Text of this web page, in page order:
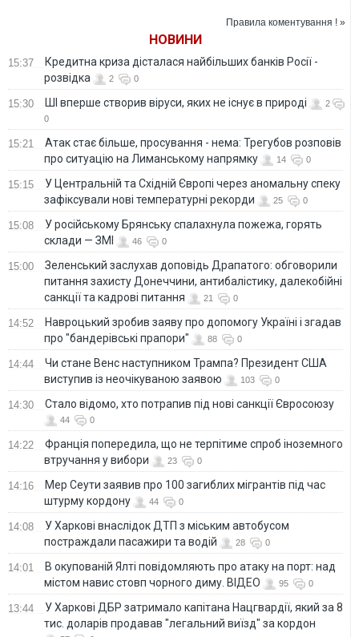
Правила коментування ! »
НОВИНИ
15:37
Кредитна криза дісталася найбільших банків Росії -
розвідка
2 0
15:30 ШІ вперше створив віруси, яких не існує в природі
2
0
15:21
Атак стає більше, просування - нема: Трегубов розповів
про ситуацію на Лиманському напрямку
14 0
15:15
У Центральній та Східній Європі через аномальну спеку
зафіксували нові температурні рекорди
25 0
15:08
У російському Брянську спалахнула пожежа, горять
склади — ЗМІ
46 0
15:00
Зеленський заслухав доповідь Драпатого: обговорили
питання захисту Донеччини, антибалістику, далекобійні
санкції та кадрові питання
21 0
14:52
Навроцький зробив заяву про допомогу Україні і згадав
про "бандерівські прапори"
88 0
14:44
Чи стане Венс наступником Трампа? Президент США
виступив із неочікуваною заявою
103 0
14:30 Стало відомо, хто потрапив під нові санкції Євросоюзу
44 0
14:22
Франція попередила, що не терпітиме спроб іноземного
втручання у вибори
23 0
14:16
Мер Сеути заявив про 100 загиблих мігрантів під час
штурму кордону
44 0
14:08
У Харкові внаслідок ДТП з міським автобусом
постраждали пасажири та водій
28 0
14:01
В окупованій Ялті повідомляють про атаку на порт: над
містом навис стовп чорного диму. ВІДЕО
95 0
13:44
У Харкові ДБР затримало капітана Нацгвардії, який за 8
тис. доларів продавав "легальний виїзд" за кордон